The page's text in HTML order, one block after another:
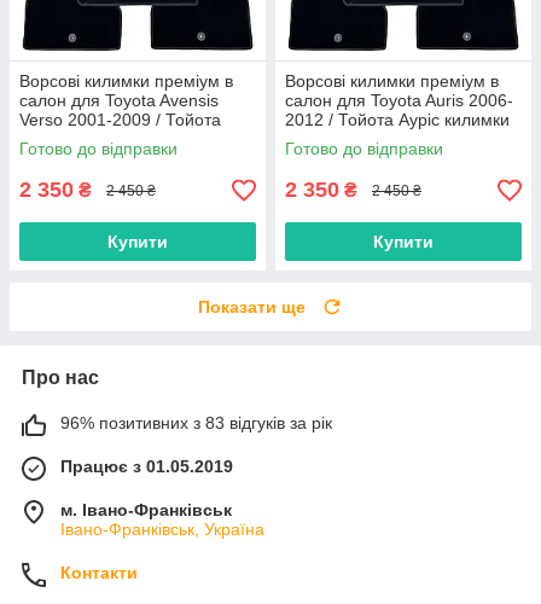
Ворсові килимки преміум в
салон для Toyota Avensis
Verso 2001-2009 / Тойота
Авенсіс версо килимки
Готово до відправки
2 350 ₴ 2 450 ₴
Купити
Ворсові килимки преміум в
салон для Toyota Auris 2006-
2012 / Тойота Ауріс килимки
Готово до відправки
2 350 ₴ 2 450 ₴
Купити
Показати ще
Про нас
96% позитивних з 83 відгуків за рік
Працює з 01.05.2019
м. Івано-Франківськ
Івано-Франківськ, Україна
Контакти